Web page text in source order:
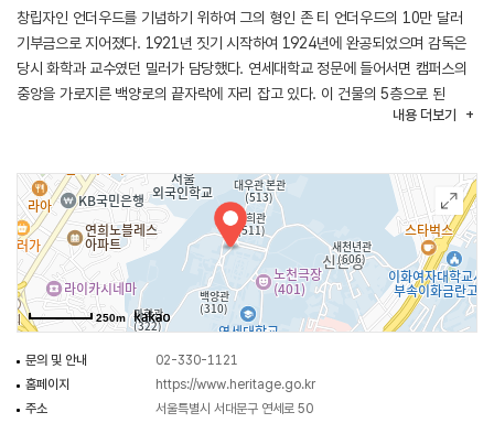
창립자인 언더우드를 기념하기 위하여 그의 형인 존 티 언더우드의 10만 달러
기부금으로 지어졌다. 1921년 짓기 시작하여 1924년에 완공되었으며 감독은
당시 화학과 교수였던 밀러가 담당했다. 연세대학교 정문에 들어서면 캠퍼스의
중앙을 가로지른 백양로의 끝자락에 자리 잡고 있다. 이 건물의 5층으로 된
있다. 구조는 돌구조로서 지하 1층, 지상 3층이며, 탑 부분은 5층이다. 이
건물은 1950년에 한국 전쟁으로 소실되어 내부와 지붕부가 크게 파괴되었으며,
전후 복구되었고 그 보존 상태가 우수하여 역사적 가치가 크다.
내용 더보기
250m
문의 및 안내
02-330-1121
홈페이지
https://www.heritage.go.kr
주소
서울특별시 서대문구 연세로 50